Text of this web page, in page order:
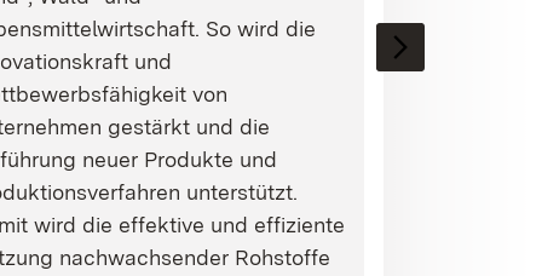
So wird die
und
von
gestärkt und die
neuer Produkte und
unterstützt.
wird die effektive und effiziente
nachwachsender Rohstoffe